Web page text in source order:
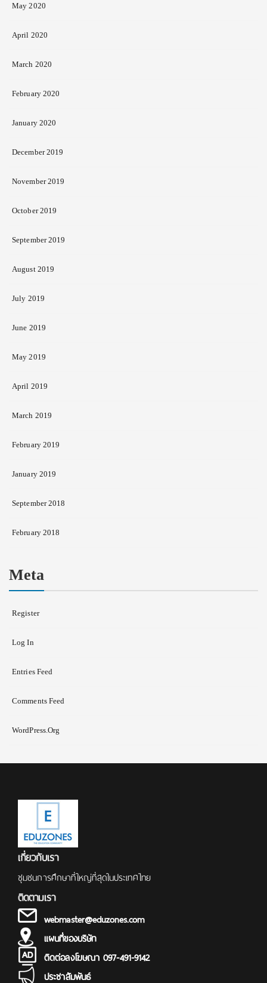
May 2020
April 2020
March 2020
February 2020
January 2020
December 2019
November 2019
October 2019
September 2019
August 2019
July 2019
June 2019
May 2019
April 2019
March 2019
February 2019
January 2019
September 2018
February 2018
Meta
Register
Log In
Entries Feed
Comments Feed
WordPress.org
เกี่ยวกับเรา
ชุมชนการศึกษาที่ใหญ่ที่สุดในประเทศไทย
ติดตามเรา
webmaster@eduzones.com
แผนที่ของบริษัท
ติดต่อลงโฆษณา 097-491-9142
ประชาสัมพันธ์